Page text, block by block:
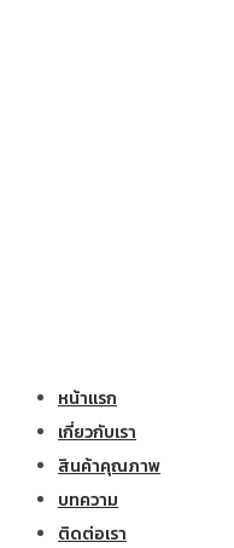
หน้าแรก
เกี่ยวกับเรา
สินค้าคุณภาพ
บทความ
ติดต่อเรา